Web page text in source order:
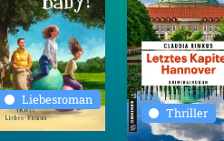
Liebesroman
Thriller